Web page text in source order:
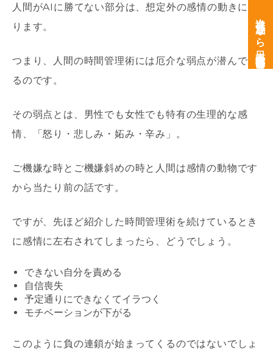
人間がAI に勝てない部分は、想定外の感情の動きにな
ります。
つまり、人間の時間管理術には厄介な弱点が潜んでい
るのです。
その弱点とは、男性でも女性でも特有の生理的な感
情、「怒り・悲しみ・妬み・辛み」。
ご機嫌な時とご機嫌斜めの時と人間は感情の動物です
から当たり前の話です。
ですが、先ほど紹介した時間管理術を続けているとき
に感情に左右されてしまったら、どうでしょう。
できない自分を責める
自信喪失
予定通りにできなくてイラつく
モチベーションが下がる
このように負の連鎖が始まってくるのではないでしょ
次世代育成なら日本経営開発研究所